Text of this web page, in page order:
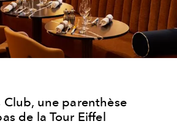
Club, une parenthèse
de la Tour Eiffel